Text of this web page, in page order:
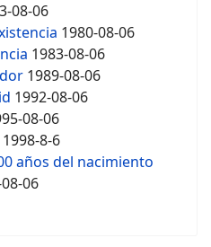
08-06
1980-08-06
1983-08-06
1989-08-06
1992-08-06
08-06
1998-8-6
años del nacimiento
06